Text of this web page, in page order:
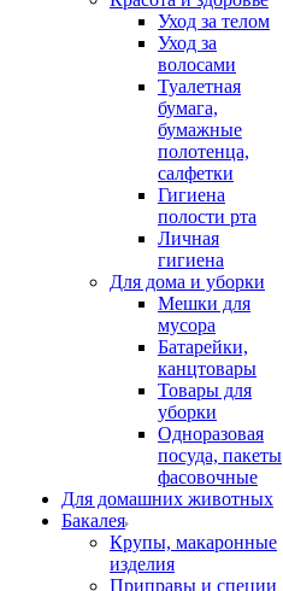
Уход за телом
Уход за
волосами
Туалетная
бумага,
бумажные
полотенца,
салфетки
Гигиена
полости рта
Личная
гигиена
Для дома и уборки
Мешки для
мусора
Батарейки,
канцтовары
Товары для
уборки
Одноразовая
посуда, пакеты
фасовочные
Для домашних животных
Бакалея
Крупы, макаронные
изделия
Приправы и специи